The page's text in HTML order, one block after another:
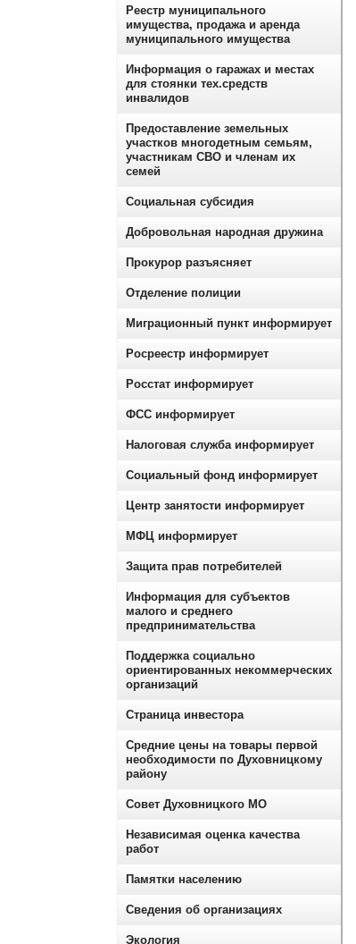
Реестр муниципального
имущества, продажа и аренда
муниципального имущества
Информация о гаражах и местах
для стоянки тех.средств
инвалидов
Предоставление земельных
участков многодетным семьям,
участникам СВО и членам их
семей
Социальная субсидия
Добровольная народная дружина
Прокурор разъясняет
Отделение полиции
Миграционный пункт информирует
Росреестр информирует
Росстат информирует
ФСС информирует
Налоговая служба информирует
Социальный фонд информирует
Центр занятости информирует
МФЦ информирует
Защита прав потребителей
Информация для субъектов
малого и среднего
предпринимательства
Поддержка социально
ориентированных некоммерческих
организаций
Страница инвестора
Средние цены на товары первой
необходимости по Духовницкому
району
Совет Духовницкого МО
Независимая оценка качества
работ
Памятки населению
Сведения об организациях
Экология